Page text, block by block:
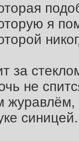
я
за
не
журавлём,
синицей.